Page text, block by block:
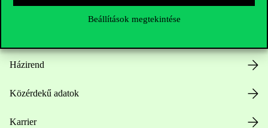
Beállítások megtekintése
Házirend
Közérdekű adatok
Karrier